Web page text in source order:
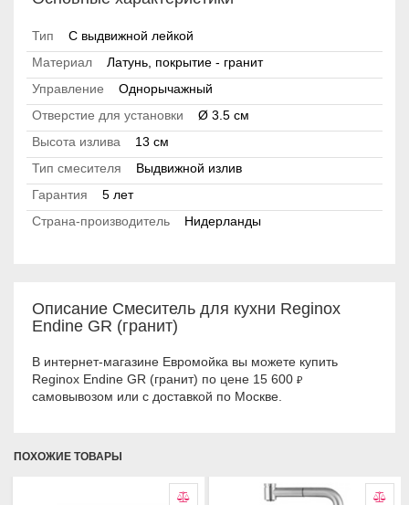
Тип
С выдвижной лейкой
Материал
Латунь, покрытие - гранит
Управление
Однорычажный
Отверстие для установки
Ø 3.5 см
Высота излива
13 см
Тип смесителя
Выдвижной излив
Гарантия
5 лет
Страна-производитель
Нидерланды
Описание Смеситель для кухни Reginox
Endine GR (гранит)
В интернет-магазине Евромойка вы можете купить
Reginox Endine GR (гранит) по цене 15 600 ₽
самовывозом или с доставкой по Москве.
ПОХОЖИЕ ТОВАРЫ